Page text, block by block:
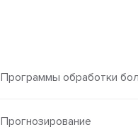
Программы обработки
Прогнозирование